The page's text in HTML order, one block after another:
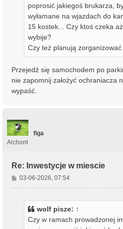
poprosić jakiegoś brukarza,
wyłamane na wjazdach do
15 kostek... Czy ktoś czeka
wybije?
Czy też planują
Przejedź się samochodem po
nie zapomnij założyć ochraniacza
wypaść.
figa
Archont
Re: Inwestycje w miescie
P
o
03-06-2026, 07:54
wolf pisze: ↑
Czy w ramach prowadzonej